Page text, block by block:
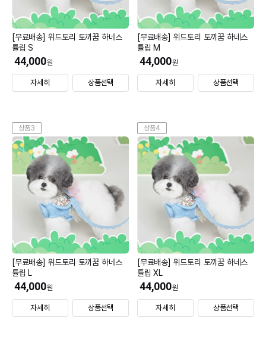
[무료배송] 위드토리 토끼꿈 하네스
튤립 S
44,000원
자세히 상품선택
[무료배송] 위드토리 토끼꿈 하네스
튤립 M
44,000원
자세히 상품선택
상품3
[무료배송] 위드토리 토끼꿈 하네스
튤립 L
44,000원
자세히 상품선택
상품4
[무료배송] 위드토리 토끼꿈 하네스
튤립 XL
44,000원
자세히 상품선택